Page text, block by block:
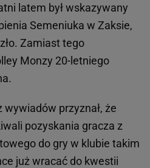
latem był wskazywany
Semeniuka w Zaksie,
Zamiast tego
Monzy 20-letniego
przyznał, że
pozyskania gracza z
do gry w klubie takim
już wracać do kwestii